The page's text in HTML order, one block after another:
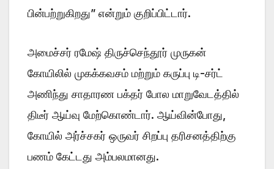
பின்பற்றுகிறது” என்றும் குறிப்பிட்டார்.
அமைச்சர் ரமேஷ் திருச்செந்தூர் முருகன்
கோயிலில் முகக்கவசம் மற்றும் கருப்பு டி-சர்ட்
அணிந்து சாதாரண பக்தர் போல மாறுவேடத்தில்
திடீர் ஆய்வு மேற்கொண்டார். ஆய்வின்போது,
கோயில் அர்ச்சகர் ஒருவர் சிறப்பு தரிசனத்திற்கு
பணம் கேட்டது அம்பலமானது.